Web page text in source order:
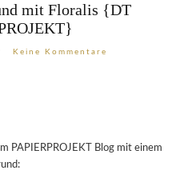
mit Floralis {DT
Keine Kommentare
PAPIERPROJEKT Blog mit einem